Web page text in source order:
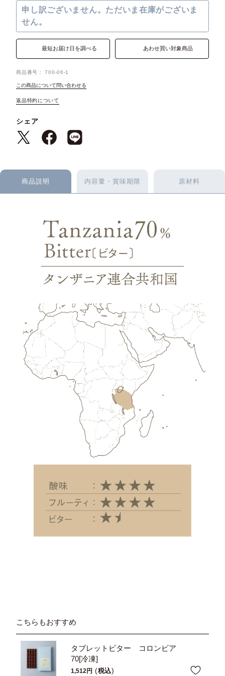
申し訳ございません。ただいま在庫がございま
せん。
最短お届け日を調べる あわせ買い対象商品
商品番号 700-06-1
この商品について問い合わせる
返品特約について
シェア
商品説明 内容量・賞味期限 原材料
こちらもおすすめ
タブレットビター コロンビア
70[冷凍]
1,512 税込